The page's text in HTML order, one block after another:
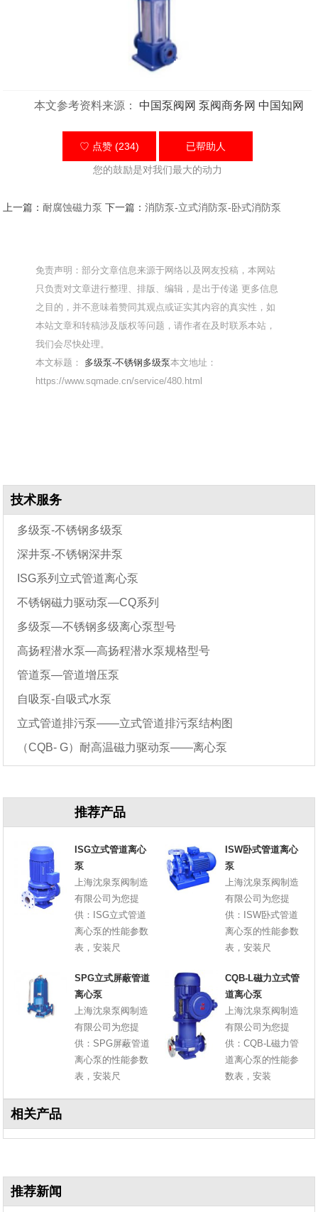
本文参考资料来源： 中国泵阀网 泵阀商务网 中国知网
♡ 点赞 (234) 已帮助 人
您的鼓励是对我们最大的动力
上一篇： 耐腐蚀磁力泵 下一篇：消防泵-立式消防泵-卧式消防泵
免责声明：部分文章信息来源于网络以及网友投稿，本网站
只负责对文章进行整理、排版、编辑，是出于传递 更多信息
之目的，并不意味着赞同其观点或证实其内容的真实性，如
本站文章和转稿涉及版权等问题，请作者在及时联系本站，
我们会尽快处理。
本文标题： 多级泵-不锈钢多级泵本文地址：
https://www.sqmade.cn/service/480.html
技术服务
多级泵-不锈钢多级泵
深井泵-不锈钢深井泵
ISG系列立式管道离心泵
不锈钢磁力驱动泵—CQ系列
多级泵—不锈钢多级离心泵型号
高扬程潜水泵—高扬程潜水泵规格型号
管道泵—管道增压泵
自吸泵-自吸式水泵
立式管道排污泵——立式管道排污泵结构图
（CQB- G）耐高温磁力驱动泵——离心泵
推荐产品
ISG立式管道离心
泵
上海沈泉泵阀制造
有限公司为您提
供：ISG立式管道
离心泵的性能参数
表，安装尺
ISW卧式管道离心
泵
上海沈泉泵阀制造
有限公司为您提
供：ISW卧式管道
离心泵的性能参数
表，安装尺
SPG立式屏蔽管道
离心泵
上海沈泉泵阀制造
有限公司为您提
供：SPG屏蔽管道
离心泵的性能参数
表，安装尺
CQB-L磁力立式管
道离心泵
上海沈泉泵阀制造
有限公司为您提
供：CQB-L磁力管
道离心泵的性能参
数表，安装
相关产品
推荐新闻